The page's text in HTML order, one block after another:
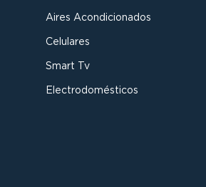
Aires Acondicionados
Celulares
Smart Tv
Electrodomésticos